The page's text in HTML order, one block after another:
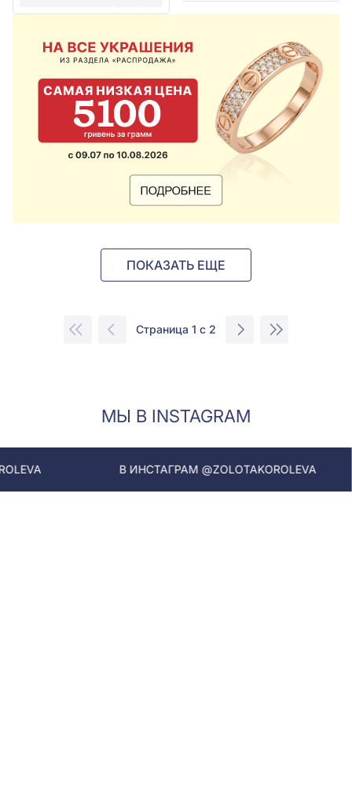
ПОКАЗАТЬ ЕЩЕ
Страница 1 с 2
МЫ В INSTAGRAM
В ИНСТАГРАМ @ZOLOTAKOROLEVA В